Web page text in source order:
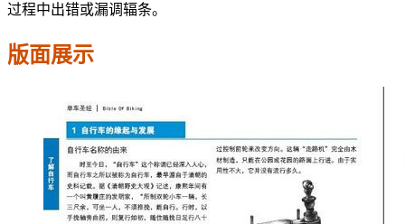
过程中出错或漏调辐条。
版面展示